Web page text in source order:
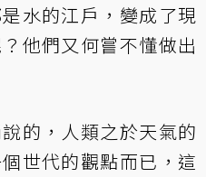
水的江戶，變成了現
他們又何嘗不懂做出
的，人類之於天氣的
世代的觀點而已，這